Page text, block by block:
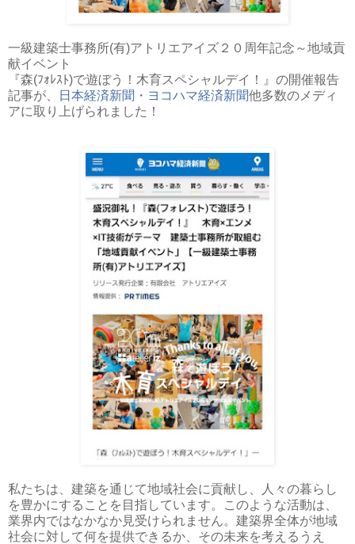
一級建築士事務所(有)アトリエアイズ２０周年記念～地域貢
献イベント
『森(ﾌｫﾚｽﾄ)で遊ぼう！木育スペシャルデイ！』の開催報告
記事が、
日本経済新聞 ・ ヨコハマ経済新聞他多数のメディ
アに取り上げられました！
私たちは、建築を通じて地域社会に貢献し、人々の暮らし
を豊かにすることを目指しています。このような活動は、
業界内ではなかなか見受けられません。建築界全体が地域
社会に対して何を提供できるか、その未来を考えるうえ